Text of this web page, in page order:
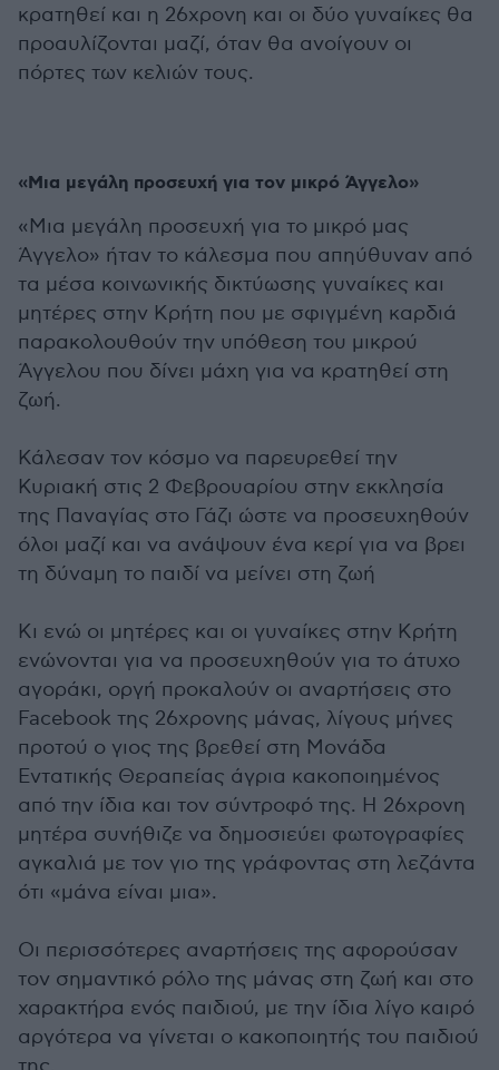
κρατηθεί και η 26χρονη και οι δύο γυναίκες θα
προαυλίζονται μαζί, όταν θα ανοίγουν οι
πόρτες των κελιών τους.
«Μια μεγάλη προσευχή για τον μικρό Άγγελο»
«Μια μεγάλη προσευχή για το μικρό μας
Άγγελο» ήταν το κάλεσμα που απηύθυναν από
τα μέσα κοινωνικής δικτύωσης γυναίκες και
μητέρες στην Κρήτη που με σφιγμένη καρδιά
παρακολουθούν την υπόθεση του μικρού
Άγγελου που δίνει μάχη για να κρατηθεί στη
ζωή.
Κάλεσαν τον κόσμο να παρευρεθεί την
Κυριακή στις 2 Φεβρουαρίου στην εκκλησία
της Παναγίας στο Γάζι ώστε να προσευχηθούν
όλοι μαζί και να ανάψουν ένα κερί για να βρει
τη δύναμη το παιδί να μείνει στη ζωή
Κι ενώ οι μητέρες και οι γυναίκες στην Κρήτη
ενώνονται για να προσευχηθούν για το άτυχο
αγοράκι, οργή προκαλούν οι αναρτήσεις στο
Facebook της 26χρονης μάνας, λίγους μήνες
προτού ο γιος της βρεθεί στη Μονάδα
Εντατικής Θεραπείας άγρια κακοποιημένος
από την ίδια και τον σύντροφό της. Η 26χρονη
μητέρα συνήθιζε να δημοσιεύει φωτογραφίες
αγκαλιά με τον γιο της γράφοντας στη λεζάντα
ότι «μάνα είναι μια».
Οι περισσότερες αναρτήσεις της αφορούσαν
τον σημαντικό ρόλο της μάνας στη ζωή και στο
χαρακτήρα ενός παιδιού, με την ίδια λίγο καιρό
αργότερα να γίνεται ο κακοποιητής του παιδιού